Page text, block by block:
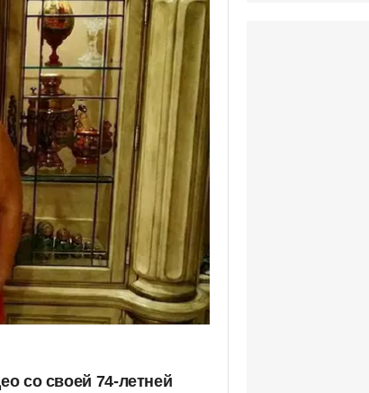
со своей 74-летней